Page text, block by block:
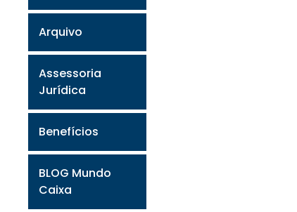
Arquivo
Assessoria
Jurídica
Benefícios
BLOG Mundo
Caixa